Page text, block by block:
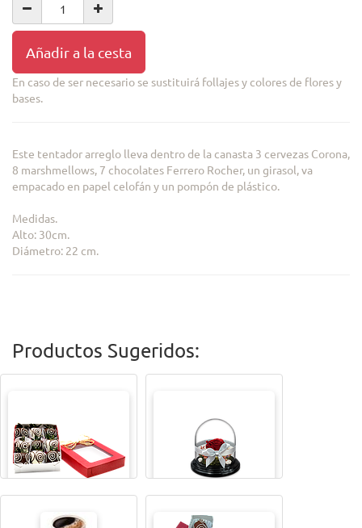
Añadir a la cesta
En caso de ser necesario se sustituirá follajes y colores de flores y
bases.
Este tentador arreglo lleva dentro de la canasta 3 cervezas Corona,
8 marshmellows, 7 chocolates Ferrero Rocher, un girasol, va
empacado en papel celofán y un pompón de plástico.
Medidas.
Alto: 30cm.
Diámetro: 22 cm.
Productos Sugeridos: